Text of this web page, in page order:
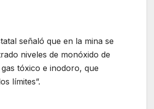
señaló que en la mina se
niveles de monóxido de
tóxico e inodoro, que
límites”.